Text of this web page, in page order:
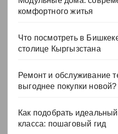
комфортного житья
Что посмотреть в
столице Кыргызстана
Ремонт и обслуживание
выгоднее покупки новой?
Как подобрать
класса: пошаговый гид